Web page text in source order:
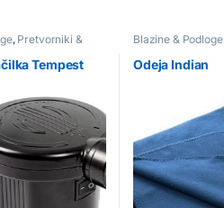
, Pretvorniki &
Tempest
Blazine & Podloge
Odeja Indian